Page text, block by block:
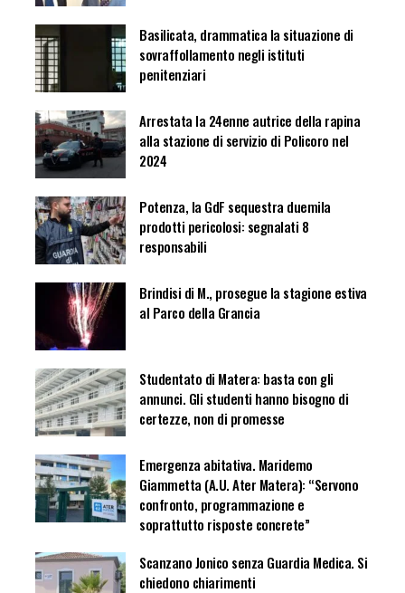
Basilicata, drammatica la situazione di
sovraffollamento negli istituti
penitenziari
Arrestata la 24enne autrice della rapina
alla stazione di servizio di Policoro nel
2024
Potenza, la GdF sequestra duemila
prodotti pericolosi: segnalati 8
responsabili
Brindisi di M., prosegue la stagione estiva
al Parco della Grancia
Studentato di Matera: basta con gli
annunci. Gli studenti hanno bisogno di
certezze, non di promesse
Emergenza abitativa. Maridemo
Giammetta (A.U. Ater Matera): “Servono
confronto, programmazione e
soprattutto risposte concrete”
Scanzano Jonico senza Guardia Medica. Si
chiedono chiarimenti